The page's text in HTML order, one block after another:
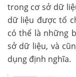
trong cơ sở dữ
dữ liệu được tổ
có thể là những
sở dữ liệu, và
dụng định nghĩa.